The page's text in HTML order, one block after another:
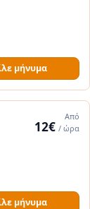
μήνυμα
Από
12€ / ώρα
μήνυμα